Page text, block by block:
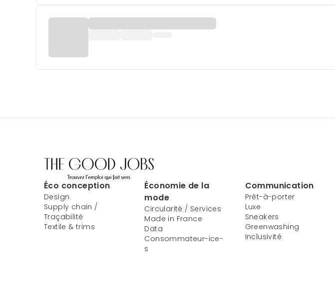
Éco conception
Design
Supply chain /
Traçabilité
Textile & trims
Économie de la
mode
Circularité / Services
Made in France
Data
Consommateur-ice-
s
Communication
Prêt-à-porter
Luxe
Sneakers
Greenwashing
Inclusivité